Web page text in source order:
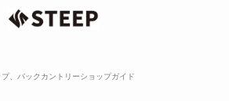
、バックカントリーショップガイド